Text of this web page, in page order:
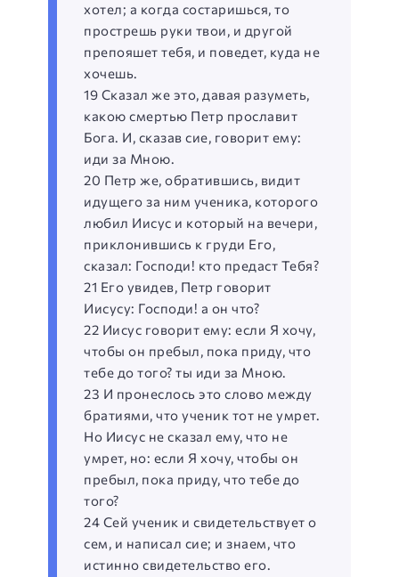
хотел; а когда состаришься, то
прострешь руки твои, и другой
препояшет тебя, и поведет, куда не
хочешь.
19 Сказал же это, давая разуметь,
какою смертью Петр прославит
Бога. И, сказав сие, говорит ему:
иди за Мною.
20 Петр же, обратившись, видит
идущего за ним ученика, которого
любил Иисус и который на вечери,
приклонившись к груди Его,
сказал: Господи! кто предаст Тебя?
21 Его увидев, Петр говорит
Иисусу: Господи! а он что?
22 Иисус говорит ему: если Я хочу,
чтобы он пребыл, пока приду, что
тебе до того? ты иди за Мною.
23 И пронеслось это слово между
братиями, что ученик тот не умрет.
Но Иисус не сказал ему, что не
умрет, но: если Я хочу, чтобы он
пребыл, пока приду, что тебе до
того?
24 Сей ученик и свидетельствует о
сем, и написал сие; и знаем, что
истинно свидетельство его.